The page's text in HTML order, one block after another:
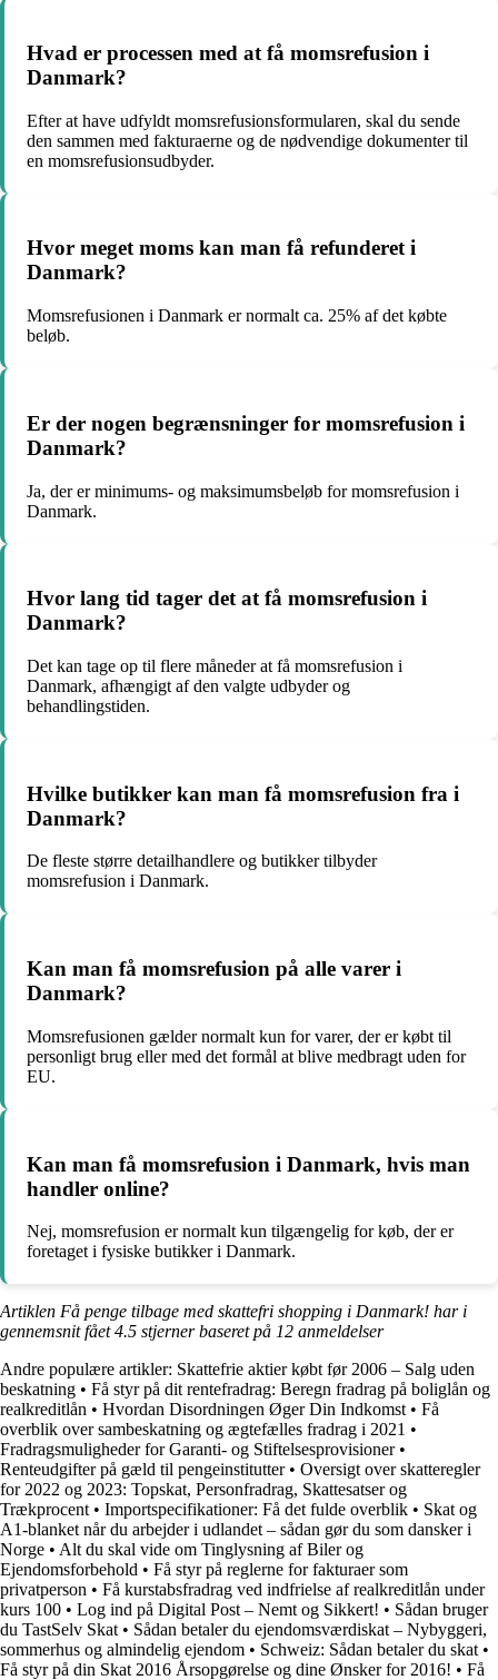
Hvad er processen med at få momsrefusion i
Danmark?
Efter at have udfyldt momsrefusionsformularen, skal du sende
den sammen med fakturaerne og de nødvendige dokumenter til
en momsrefusionsudbyder.
Hvor meget moms kan man få refunderet i
Danmark?
Momsrefusionen i Danmark er normalt ca. 25% af det købte
beløb.
Er der nogen begrænsninger for momsrefusion i
Danmark?
Ja, der er minimums- og maksimumsbeløb for momsrefusion i
Danmark.
Hvor lang tid tager det at få momsrefusion i
Danmark?
Det kan tage op til flere måneder at få momsrefusion i
Danmark, afhængigt af den valgte udbyder og
behandlingstiden.
Hvilke butikker kan man få momsrefusion fra i
Danmark?
De fleste større detailhandlere og butikker tilbyder
momsrefusion i Danmark.
Kan man få momsrefusion på alle varer i
Danmark?
Momsrefusionen gælder normalt kun for varer, der er købt til
personligt brug eller med det formål at blive medbragt uden for
EU.
Kan man få momsrefusion i Danmark, hvis man
handler online?
Nej, momsrefusion er normalt kun tilgængelig for køb, der er
foretaget i fysiske butikker i Danmark.
Artiklen Få penge tilbage med skattefri shopping i Danmark! har i
gennemsnit fået4.5 stjerner baseret på 12 anmeldelser
Andre populære artikler: Skattefrie aktier købt før 2006 – Salg uden
beskatning • Få styr på dit rentefradrag: Beregn fradrag på boliglån og
realkreditlån • Hvordan Disordningen Øger Din Indkomst • Få
overblik over sambeskatning og ægtefælles fradrag i 2021 •
Fradragsmuligheder for Garanti- og Stiftelsesprovisioner•
Renteudgifter på gæld til pengeinstitutter• Oversigt over skatteregler
for 2022 og 2023: Topskat, Personfradrag, Skattesatser og
Trækprocent • Importspecifikationer: Få det fulde overblik • Skat og
A1-blanket når du arbejder i udlandet – sådan gør du som dansker i
Norge • Alt du skal vide om Tinglysning af Biler og
Ejendomsforbehold • Få styr på reglerne for fakturaer som
privatperson • Få kurstabsfradrag ved indfrielse af realkreditlån under
kurs 100 • Log ind på Digital Post – Nemt og Sikkert! • Sådan bruger
du TastSelv Skat • Sådan betaler du ejendomsværdiskat – Nybyggeri,
sommerhus og almindelig ejendom • Schweiz: Sådan betaler du skat •
Få styr på din Skat 2016 Årsopgørelse og dine Ønsker for 2016! • Få